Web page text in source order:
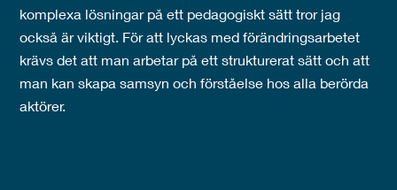
komplexa lösningar på ett pedagogiskt sätt tror jag
också är viktigt. För att lyckas med förändringsarbetet
krävs det att man arbetar på ett strukturerat sätt och att
man kan skapa samsyn och förståelse hos alla berörda
aktörer.